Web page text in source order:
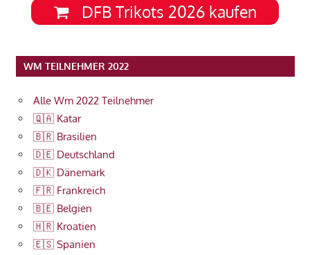
DFB Trikots 2026 kaufen
WM TEILNEHMER 2022
Alle Wm 2022 Teilnehmer
🇶🇦 Katar
🇧🇷 Brasilien
🇩🇪 Deutschland
🇩🇰 Dänemark
🇫🇷 Frankreich
🇧🇪 Belgien
🇭🇷 Kroatien
🇪🇸 Spanien